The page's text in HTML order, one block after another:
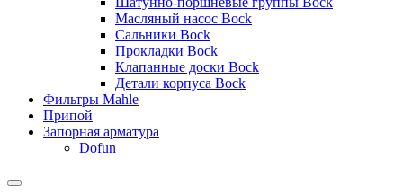
Масляный насос Bock
Сальники Bock
Прокладки Bock
Клапанные доски Bock
Детали корпуса Bock
Фильтры Mahle
Припой
Запорная арматура
Dofun